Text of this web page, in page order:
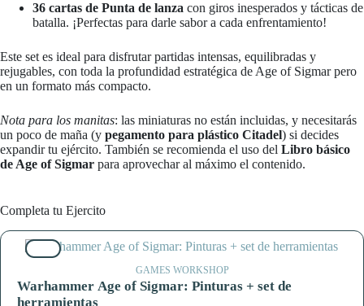
36 cartas de Punta de lanza con giros inesperados y tácticas de
batalla. ¡Perfectas para darle sabor a cada enfrentamiento!
Este set es ideal para disfrutar partidas intensas, equilibradas y
rejugables, con toda la profundidad estratégica de Age of Sigmar pero
en un formato más compacto.
Nota para los manitas: las miniaturas no están incluidas, y necesitarás
un poco de maña (y pegamento para plástico Citadel) si decides
expandir tu ejército. También se recomienda el uso del Libro básico
de Age of Sigmar para aprovechar al máximo el contenido.
Completa tu Ejercito
GAMES WORKSHOP
Warhammer Age of Sigmar: Pinturas + set de
herramientas